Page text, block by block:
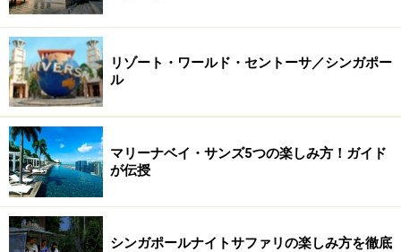
しやすい価格で商品が出ているので、「私はどこへ行く
にもマイドライヤーが必要！」という人などはチェック
してみてもいいかもしれませんね。ガイドは苦い経験か
ら、普段から海外対応のホットカーラーを使用してい
て、それをそのまま持参するようにしています。
ただし、スマホやパソコン、デジカメなどは、最初から
100～240Vに対応している商品もあります。商品によっ
て異なりますので、取扱説明書などをしっかり確認して
くださいね。
リゾート・ワールド・セントーサ／シンガポー
ル
マリーナベイ・サンズ5つの楽しみ方！ガイド
が伝授
シンガポールナイトサファリの楽しみ方を徹底